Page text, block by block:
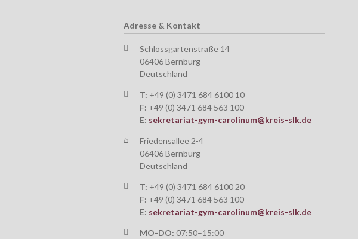
Adresse & Kontakt
Schlossgartenstraße 14
06406 Bernburg
Deutschland
T: +49 (0) 3471 684 6100 10
F: +49 (0) 3471 684 563 100
E: sekretariat-gym-carolinum@kreis-slk.de
Friedensallee 2-4
06406 Bernburg
Deutschland
T: +49 (0) 3471 684 6100 20
F: +49 (0) 3471 684 563 100
E: sekretariat-gym-carolinum@kreis-slk.de
MO-DO: 07:50–15:00